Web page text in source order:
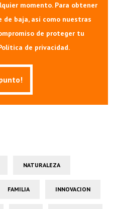
momento. Para obtener
baja, así como nuestras
de proteger tu
de privacidad.
NATURALEZA
FAMILIA INNOVACION